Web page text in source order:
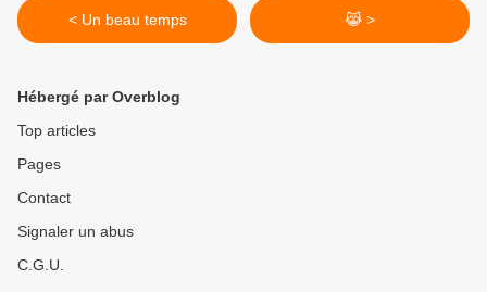
< Un beau temps 😹 >
Hébergé par Overblog
Top articles
Pages
Contact
Signaler un abus
C.G.U.